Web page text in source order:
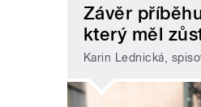
Závěr
který měl
Karin Lednická,